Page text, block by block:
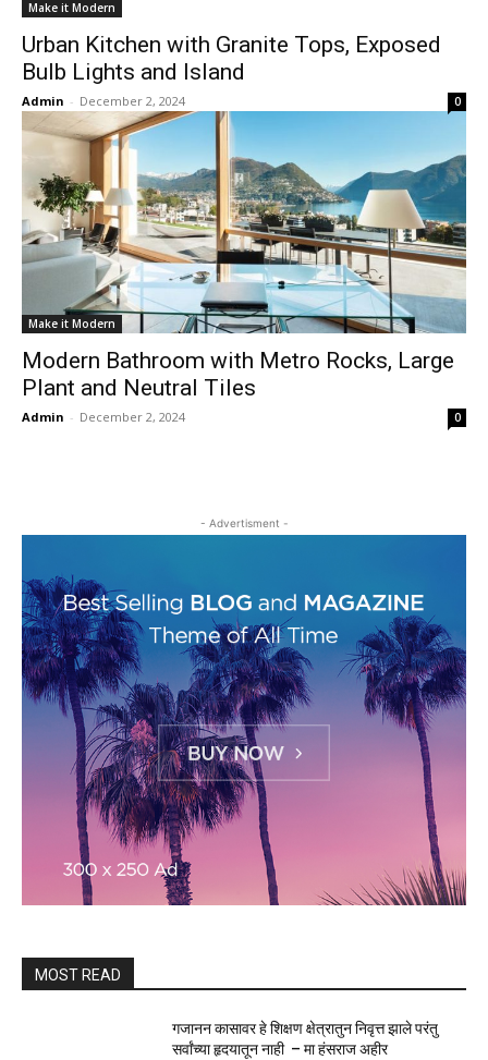
Make it Modern
Urban Kitchen with Granite Tops, Exposed
Bulb Lights and Island
Admin - December 2, 2024 0
Make it Modern
Modern Bathroom with Metro Rocks, Large
Plant and Neutral Tiles
Admin - December 2, 2024 0
- Advertisment -
MOST READ
गजानन कासावर हे शिक्षण क्षेत्रातुन निवृत्त झाले परंतु
सर्वांच्या हृदयातून नाही – मा हंसराज अहीर